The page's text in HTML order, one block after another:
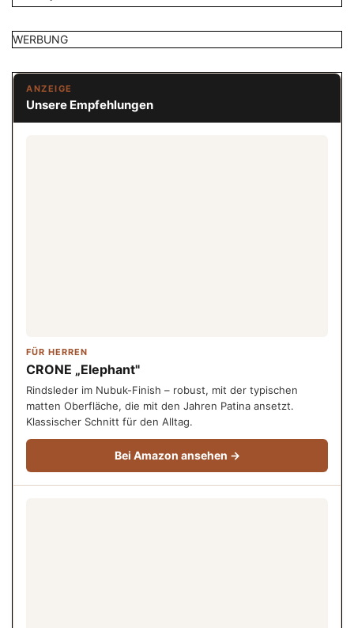
WERBUNG
ANZEIGE
Unsere Empfehlungen
FÜR HERREN
CRONE „Elephant"
Rindsleder im Nubuk-Finish – robust, mit der typischen
matten Oberfläche, die mit den Jahren Patina ansetzt.
Klassischer Schnitt für den Alltag.
Bei Amazon ansehen →